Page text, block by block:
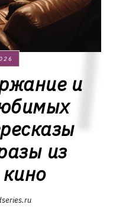
и
из